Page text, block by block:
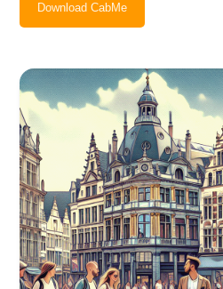
Download CabMe